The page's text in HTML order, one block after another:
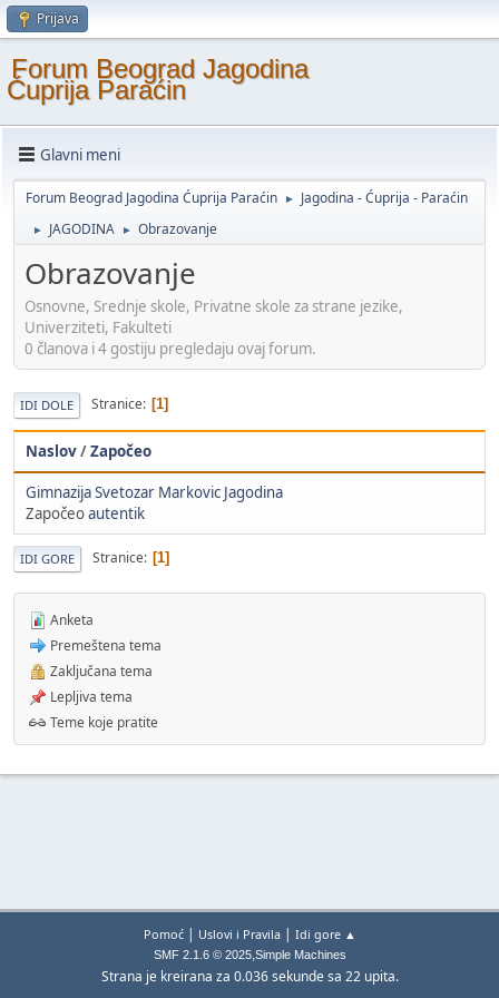
Prijava
Forum Beograd Jagodina
Ćuprija Paraćin
Glavni meni
Forum Beograd Jagodina Ćuprija Paraćin ► Jagodina - Ćuprija - Paraćin
► JAGODINA ► Obrazovanje
Obrazovanje
Osnovne, Srednje skole, Privatne skole za strane jezike,
Univerziteti, Fakulteti
0 članova i 4 gostiju pregledaju ovaj forum.
IDI DOLE Stranice 1
Naslov/Započeo
Gimnazija Svetozar Markovic Jagodina
Započeoautentik
IDI GORE Stranice 1
Anketa
Premeštena tema
Zaključana tema
Lepljiva tema
Teme koje pratite
Pomoć| Uslovi i Pravila| Idi gore ▲
SMF 2.1.6 © 2025,Simple Machines
Strana je kreirana za 0.036 sekunde sa 22 upita.